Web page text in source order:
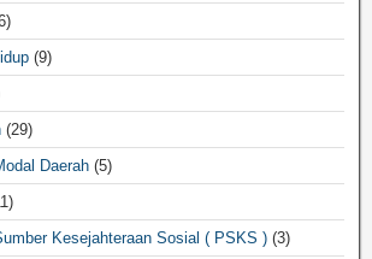
(9)
(29)
Daerah (5)
Kesejahteraan Sosial ( PSKS ) (3)